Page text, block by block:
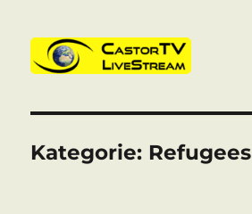
Kategorie: Refugees